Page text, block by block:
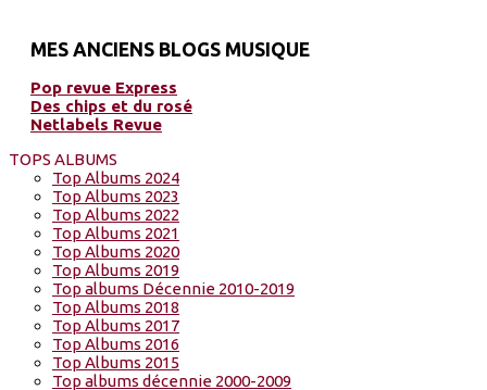
MES ANCIENS BLOGS MUSIQUE
Pop revue Express
Des chips et du rosé
Netlabels Revue
TOPS ALBUMS
Top Albums 2024
Top Albums 2023
Top Albums 2022
Top Albums 2021
Top Albums 2020
Top Albums 2019
Top albums Décennie 2010-2019
Top Albums 2018
Top Albums 2017
Top Albums 2016
Top Albums 2015
Top albums décennie 2000-2009